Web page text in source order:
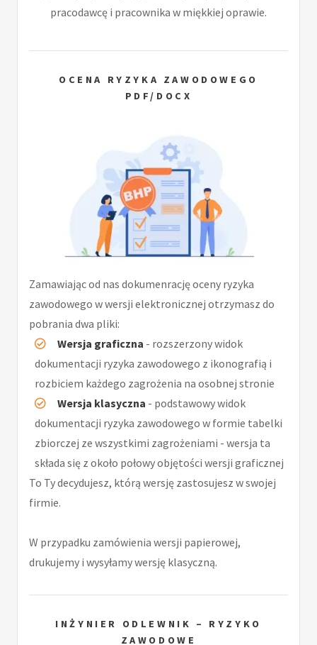
pracodawcę i pracownika w miękkiej oprawie.
OCENA RYZYKA ZAWODOWEGO
PDF/DOCX
Zamawiając od nas dokumenrację oceny ryzyka
zawodowego w wersji elektronicznej otrzymasz do
pobrania dwa pliki:
Wersja graficzna - rozszerzony widok
dokumentacji ryzyka zawodowego z ikonografią i
rozbiciem każdego zagrożenia na osobnej stronie
Wersja klasyczna - podstawowy widok
dokumentacji ryzyka zawodowego w formie tabelki
zbiorczej ze wszystkimi zagrożeniami - wersja ta
składa się z około połowy objętości wersji graficznej
To Ty decydujesz, którą wersję zastosujesz w swojej
firmie.
W przypadku zamówienia wersji papierowej,
drukujemy i wysyłamy wersję klasyczną.
INŻYNIER ODLEWNIK – RYZYKO
ZAWODOWE